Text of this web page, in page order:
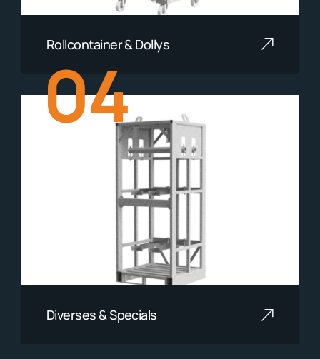
Rollcontainer & Dollys
04
Diverses & Specials